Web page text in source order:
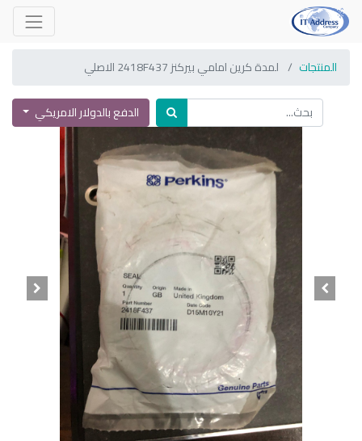
المنتجات لمدة كرين امامي بيركنز 2418F437 الاصلي
الدفع بالدولار الامريكي